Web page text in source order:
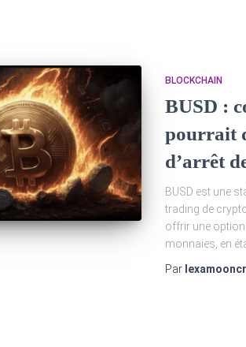
BLOCKCHAIN
BUSD :
pourrait
d’arrêt
BUSD est une
trading de
offrir une
monnaies, en
Par